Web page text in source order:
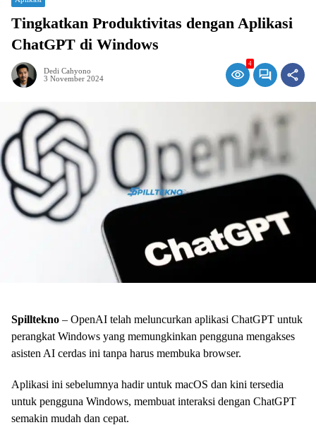
Tingkatkan Produktivitas dengan Aplikasi
ChatGPT di Windows
Dedi Cahyono
3 November 2024
4
Spilltekno – OpenAI telah meluncurkan aplikasi ChatGPT untuk
perangkat Windows yang memungkinkan pengguna mengakses
asisten AI cerdas ini tanpa harus membuka browser.
Aplikasi ini sebelumnya hadir untuk macOS dan kini tersedia
untuk pengguna Windows, membuat interaksi dengan ChatGPT
semakin mudah dan cepat.